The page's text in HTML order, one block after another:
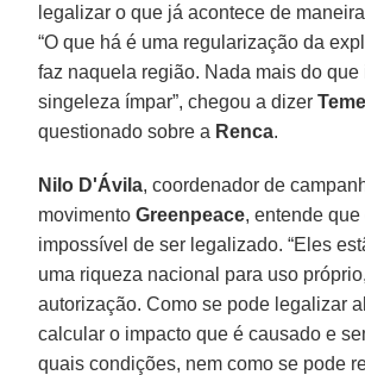
legalizar o que já acontece de
“O que há é uma regularização da
faz naquela região. Nada mais do que
singeleza ímpar”, chegou a dizer
questionado sobre a Renca.
Nilo D'Ávila, coordenador de
movimentoGreenpeace, entende
impossível de ser legalizado. “Eles
uma riqueza nacional para uso
autorização. Como se pode legalizar
calcular o impacto que é causado e
quais condições, nem como se pode